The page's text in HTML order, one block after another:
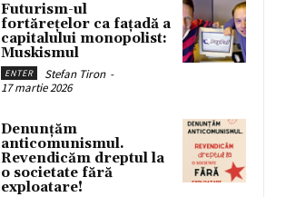
Futurism-ul
fortărețelor ca fațadă a
capitalului monopolist:
Muskismul
ENTER Stefan Tiron -
17 martie 2026
Denunțăm
anticomunismul.
Revendicăm dreptul la
o societate fără
exploatare!